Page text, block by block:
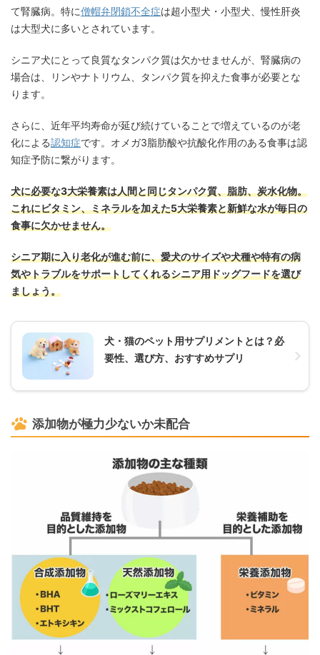
て腎臓病。特に僧帽弁閉鎖不全症は超小型犬・小型犬、慢性肝炎
は大型犬に多いとされています。
シニア犬にとって良質なタンパク質は欠かせませんが、腎臓病の
場合は、リンやナトリウム、タンパク質を抑えた食事が必要とな
ります。
さらに、近年平均寿命が延び続けていることで増えているのが老
化による認知症です。オメガ3脂肪酸や抗酸化作用のある食事は認
知症予防に繋がります。
犬に必要な3大栄養素は人間と同じタンパク質、脂肪、炭水化物。
これにビタミン、ミネラルを加えた5大栄養素と新鮮な水が毎日の
食事に欠かせません。
シニア期に入り老化が進む前に、愛犬のサイズや犬種や特有の病
気やトラブルをサポートしてくれるシニア用ドッグフードを選び
ましょう。
犬・猫のペット用サプリメントとは？必
要性、選び方、おすすめサプリ
添加物が極力少ないか未配合